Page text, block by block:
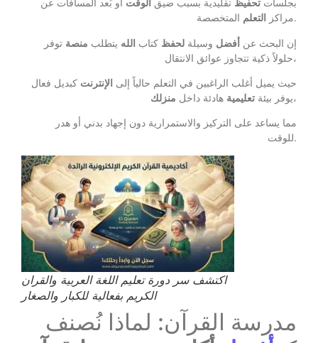
بجلسات تحفيظ تقليدية بسبب ضيق الوقت أو بُعد المسافات عن
مراكز التعلم المتخصصة.
إن البحث عن أفضل وسيلة لحفظ كتاب الله يتطلب منصة توفر
حلولاً ذكية تتجاوز عوائق الانتقال،
حيث يميل أغلب الراغبين في التعلم حالياً إلى الإنترنت كبديل فعال
يوفر بيئة تعليمية هادئة داخل منزلك ،
للوقت.
اكتشف سر دورة تعليم اللغة العربية والقران
الكريم بفعالية للكبار والصغار
مدرسة القرآن: لماذا نُصنف